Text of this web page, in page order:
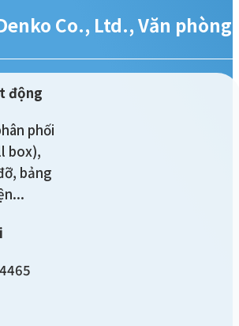
Co., Ltd., Văn
động
phối
box),
bảng